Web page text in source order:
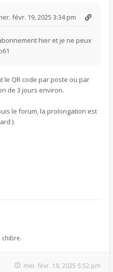
févr. 19, 2025 3:34 pm
hier et je ne peux
le QR code par poste ou par
de 3 jours environ.
le forum, la prolongation est
).
mer. févr. 19, 2025 5:52 pm